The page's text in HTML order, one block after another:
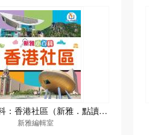
：香港社區（新雅．點讀樂
園）
新雅編輯室